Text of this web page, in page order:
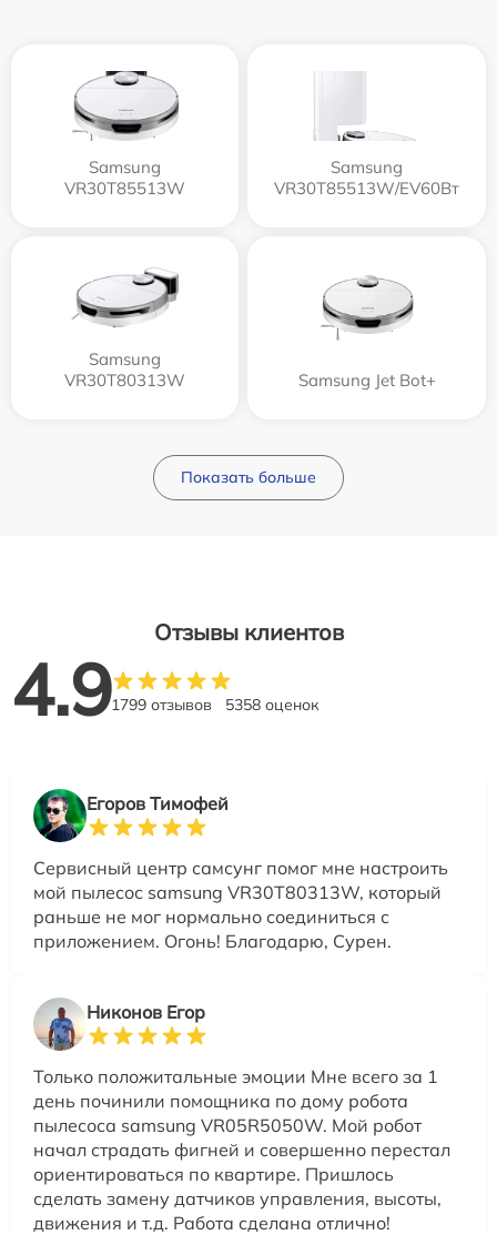
Samsung
VR30T85513W
Samsung
VR30T85513W/EV60Вт
Samsung
VR30T80313W
Samsung Jet Bot+
Показать больше
Отзывы клиентов
4.91799 отзывов 5358 оценок
Егоров Тимофей
Сервисный центр самсунг помог мне настроить
мой пылесос samsung VR30T80313W, который
раньше не мог нормально соединиться с
приложением. Огонь! Благодарю, Сурен.
Никонов Егор
Только положитальные эмоции Мне всего за 1
день починили помощника по дому робота
пылесоса samsung VR05R5050W. Мой робот
начал страдать фигней и совершенно перестал
ориентироваться по квартире. Пришлось
сделать замену датчиков управления, высоты,
движения и т.д. Работа сделана отлично!